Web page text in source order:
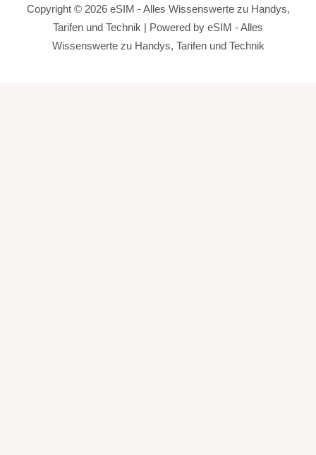
Copyright © 2026 eSIM - Alles Wissenswerte zu Handys,
Tarifen und Technik | Powered by eSIM - Alles
Wissenswerte zu Handys, Tarifen und Technik